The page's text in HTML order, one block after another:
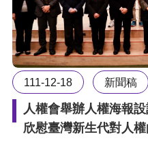
言
兒少版
回
111-12-18 新聞稿
人權會舉辦人權海報
欣慰臺灣新生代對人